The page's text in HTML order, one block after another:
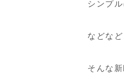
シンプ
などなど
そんな